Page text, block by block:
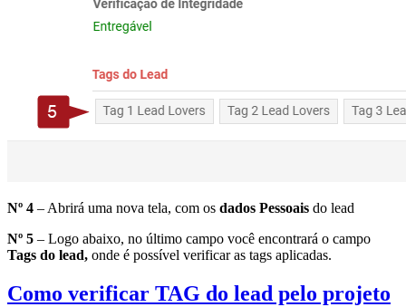
Nº 4 – Abrirá uma nova tela, com os dados Pessoais do lead
Nº 5 – Logo abaixo, no último campo você encontrará o campo
Tags do lead, onde é possível verificar as tags aplicadas.
Como verificar TAG do lead pelo projeto